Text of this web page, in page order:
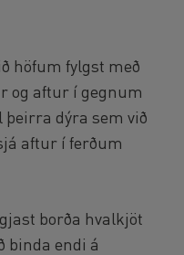
höfum fylgst með
og aftur í gegnum
dýra sem við
aftur í ferðum
borða hvalkjöt
binda endi á